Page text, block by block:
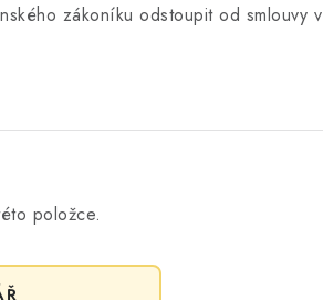
zákoníku odstoupit od smlouvy v
položce.